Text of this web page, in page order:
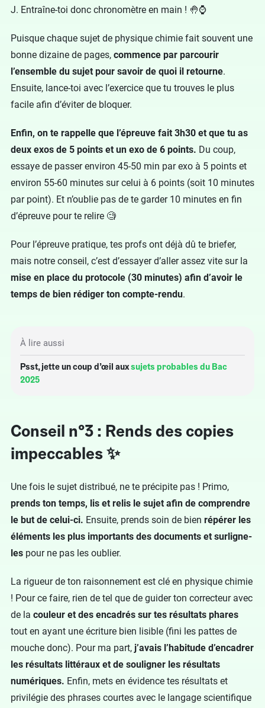
J. Entraîne-toi donc chronomètre en main ! 🤚⌚️
Puisque chaque sujet de physique chimie fait souvent une
bonne dizaine de pages, commence par parcourir
l’ensemble du sujet pour savoir de quoi il retourne.
Ensuite, lance-toi avec l’exercice que tu trouves le plus
facile afin d’éviter de bloquer.
Enfin, on te rappelle que l’épreuve fait 3h30 et que tu as
deux exos de 5 points et un exo de 6 points. Du coup,
essaye de passer environ 45-50 min par exo à 5 points et
environ 55-60 minutes sur celui à 6 points (soit 10 minutes
par point). Et n’oublie pas de te garder 10 minutes en fin
d’épreuve pour te relire 🧐
Pour l’épreuve pratique, tes profs ont déjà dû te briefer,
mais notre conseil, c’est d’essayer d’aller assez vite sur la
mise en place du protocole (30 minutes) afin d’avoir le
temps de bien rédiger ton compte-rendu.
À lire aussi
Psst, jette un coup d’œil auxsujets probables du Bac
2025
Conseil n°3 : Rends des copies
impeccables ✨
Une fois le sujet distribué, ne te précipite pas ! Primo,
prends ton temps, lis et relis le sujet afin de comprendre
le but de celui-ci. Ensuite, prends soin de bien répérer les
éléments les plus importants des documents et surligne-
les pour ne pas les oublier.
La rigueur de ton raisonnement est clé en physique chimie
! Pour ce faire, rien de tel que de guider ton correcteur avec
de la couleur et des encadrés sur tes résultats phares
tout en ayant une écriture bien lisible (fini les pattes de
mouche donc). Pour ma part, j’avais l’habitude d’encadrer
les résultats littéraux et de souligner les résultats
numériques. Enfin, mets en évidence tes résultats et
privilégie des phrases courtes avec le langage scientifique